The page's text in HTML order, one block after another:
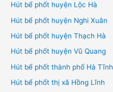
Hút bể phốt huyện Lộc Hà
Hút bể phốt huyện Nghi Xuân
Hút bể phốt huyện Thạch Hà
Hút bể phốt huyện Vũ Quang
Hút bể phốt thành phố Hà Tĩnh
Hút bể phốt thị xã Hồng Lĩnh